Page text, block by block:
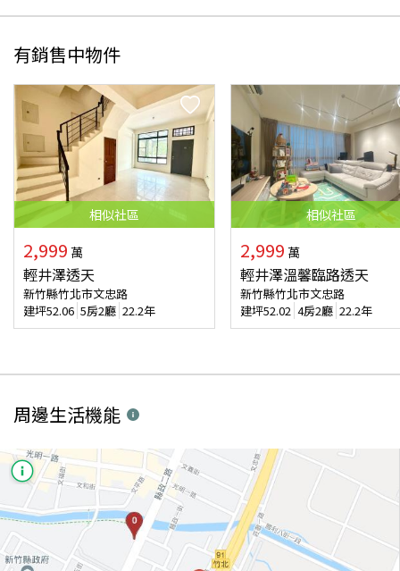
有銷售中物件
相似社區
2,999 萬
輕井澤透天
新竹縣竹北市文忠路
建坪52.06 5房2廳 22.2年
相似社區
2,999 萬
輕井澤溫馨臨路透天
新竹縣竹北市文忠路
建坪52.02 4房2廳 22.2年
周邊生活機能